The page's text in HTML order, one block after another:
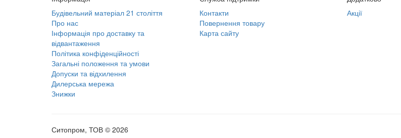
Будівельний матеріал 21 століття
Про нас
Інформація про доставку та
відвантаження
Політика конфіденційності
Загальні положення та умови
Допуски та відхилення
Дилерська мережа
Знижки
Контакти
Повернення товару
Карта сайту
Акції
Ситопром, ТОВ © 2026